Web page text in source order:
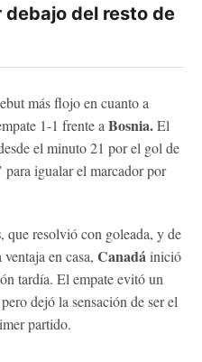
debajo del resto de
más flojo en cuanto a
1-1 frente aBosnia.El
el minuto 21 por el gol de
para igualar el marcador por
, que resolvió con goleada, y de
en casa, Canadáinició
tardía. El empate evitó un
dejó la sensación de ser el
partido.